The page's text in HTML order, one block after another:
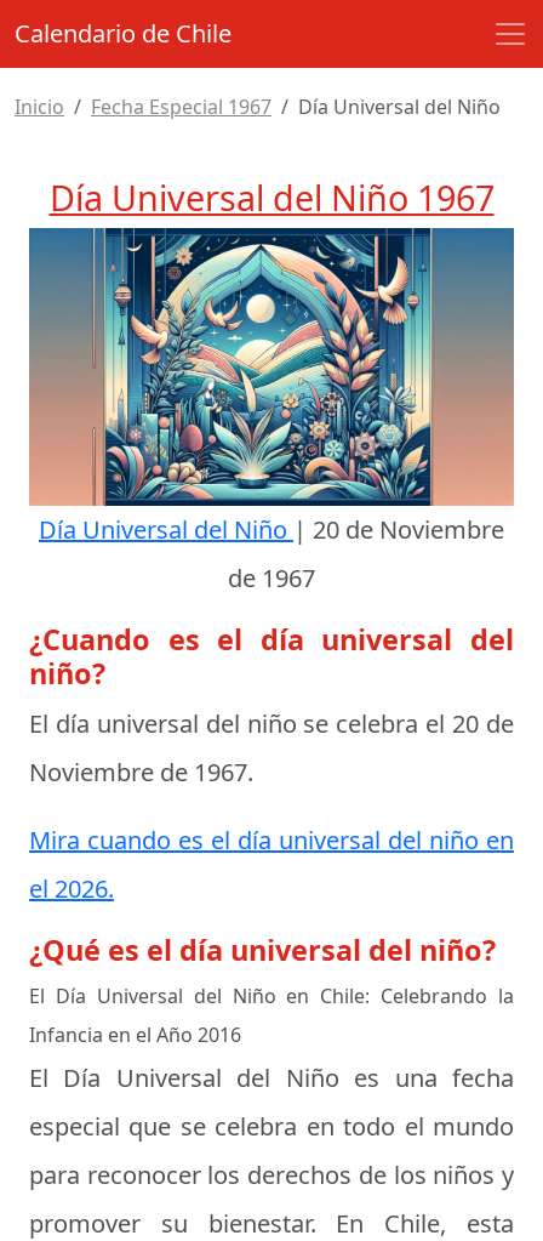
Calendario de Chile
Inicio Fecha Especial 1967 Día Universal del Niño
Día Universal del Niño 1967
Día Universal del Niño | 20 de Noviembre
de 1967
¿Cuando es el día universal del
niño?
El día universal del niño se celebra el 20 de
Noviembre de 1967.
Mira cuando es el día universal del niño en
el 2026.
¿Qué es el día universal del niño?
El Día Universal del Niño en Chile: Celebrando la
Infancia en el Año 2016
El Día Universal del Niño es una fecha
especial que se celebra en todo el mundo
para reconocer los derechos de los niños y
promover su bienestar. En Chile, esta